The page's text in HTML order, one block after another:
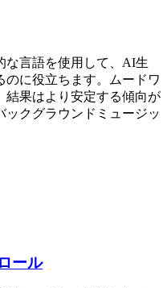
な言語を使用して、AI生
のに役立ちます。ムードワ
結果はより安定する傾向が
クグラウンドミュージッ
ール